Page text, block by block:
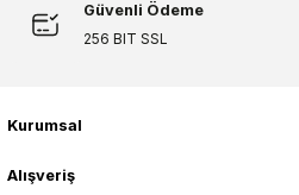
Güvenli Ödeme
256 BIT SSL
Kurumsal
Alışveriş